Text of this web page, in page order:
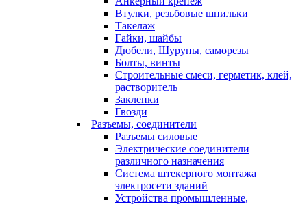
Втулки, резьбовые шпильки
Такелаж
Гайки, шайбы
Дюбели, Шурупы, саморезы
Болты, винты
Строительные смеси, герметик, клей,
растворитель
Заклепки
Гвозди
Разъемы, соединители
Разъемы силовые
Электрические соединители
различного назначения
Система штекерного монтажа
электросети зданий
Устройства промышленные,